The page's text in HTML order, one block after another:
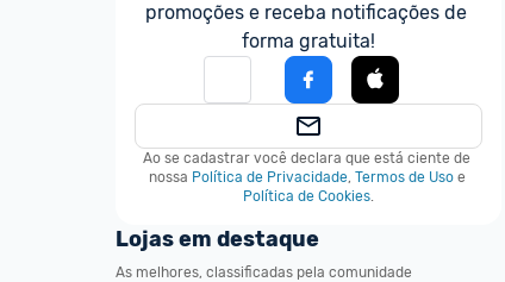
promoções e receba notificações de
forma gratuita!
Ao se cadastrar você declara que está ciente de
nossa Política de Privacidade, Termos de Uso e
Política de Cookies.
Lojas em destaque
As melhores, classificadas pela comunidade